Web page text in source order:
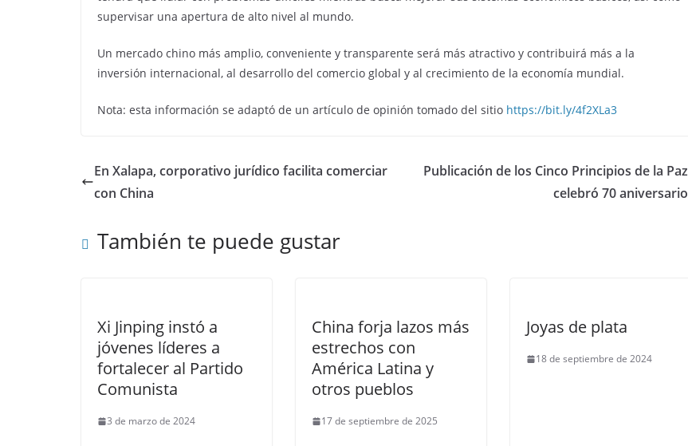
supervisar una apertura de alto nivel al mundo.
Un mercado chino más amplio, conveniente y transparente será más atractivo y contribuirá más a la
inversión internacional, al desarrollo del comercio global y al crecimiento de la economía mundial.
Nota: esta información se adaptó de un artículo de opinión tomado del sitio https://bit.ly/4f2XLa3
En Xalapa, corporativo jurídico facilita comerciar
con China
Publicación de los Cinco Principios de la Paz
celebró 70 aniversario
También te puede gustar
Xi Jinping instó a
jóvenes líderes a
fortalecer al Partido
Comunista
3 de marzo de 2024
China forja lazos más
estrechos con
América Latina y
otros pueblos
17 de septiembre de 2025
Joyas de plata
18 de septiembre de 2024